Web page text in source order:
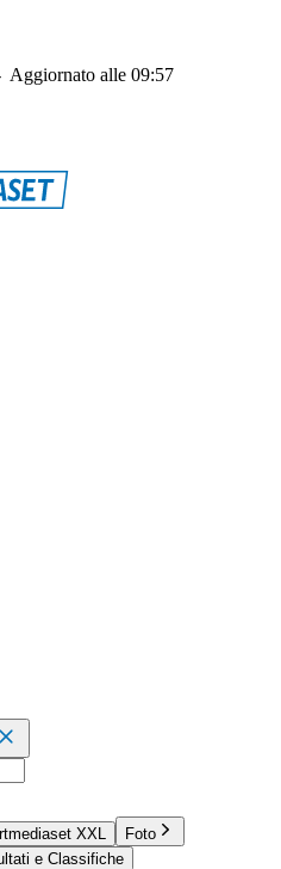
Aggiornato alle 09:57
XXL
Foto
e Classifiche